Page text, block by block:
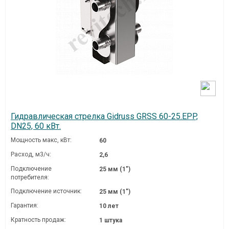
Гидравлическая стрелка Gidruss GRSS 60-25.EPP,
DN25, 60 кВт.
Мощность макс, кВт:
60
Расход, м3/ч:
2,6
Подключение
потребителя:
25 мм (1")
Подключение источник:
25 мм (1")
Гарантия:
10 лет
Кратность продаж:
1 штука